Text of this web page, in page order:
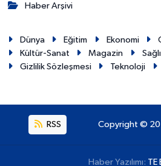
Haber Arşivi
Dünya Eğitim Ekonomi
Kültür-Sanat
Magazin
Gizlilik Sözleşmesi
Teknoloji
RSS Copyright ©
Haber Yazılımı: TE